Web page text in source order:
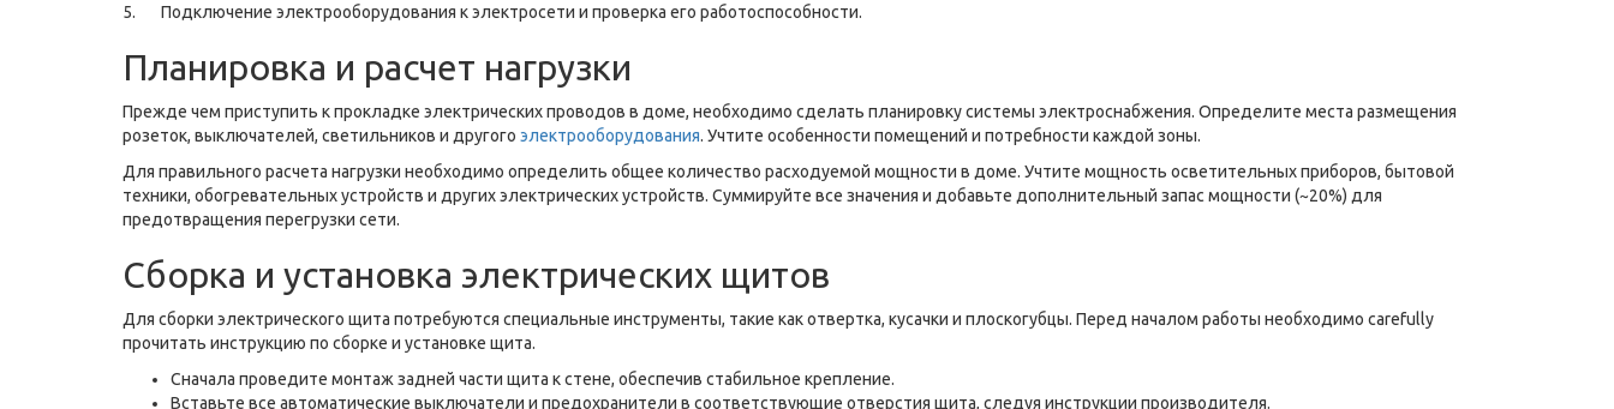
5.
Подключение электрооборудования к электросети и проверка его работоспособности.
Планировка и расчет нагрузки
Прежде чем приступить к прокладке электрических проводов в доме, необходимо сделать планировку системы электроснабжения. Определите места размещения
розеток, выключателей, светильников и другого электрооборудования. Учтите особенности помещений и потребности каждой зоны.
Для правильного расчета нагрузки необходимо определить общее количество расходуемой мощности в доме. Учтите мощность осветительных приборов, бытовой
техники, обогревательных устройств и других электрических устройств. Суммируйте все значения и добавьте дополнительный запас мощности (~20%) для
предотвращения перегрузки сети.
Сборка и установка электрических щитов
Для сборки электрического щита потребуются специальные инструменты, такие как отвертка, кусачки и плоскогубцы. Перед началом работы необходимо carefully
прочитать инструкцию по сборке и установке щита.
Сначала проведите монтаж задней части щита к стене, обеспечив стабильное крепление.
Вставьте все автоматические выключатели и предохранители в соответствующие отверстия щита, следуя инструкции производителя.